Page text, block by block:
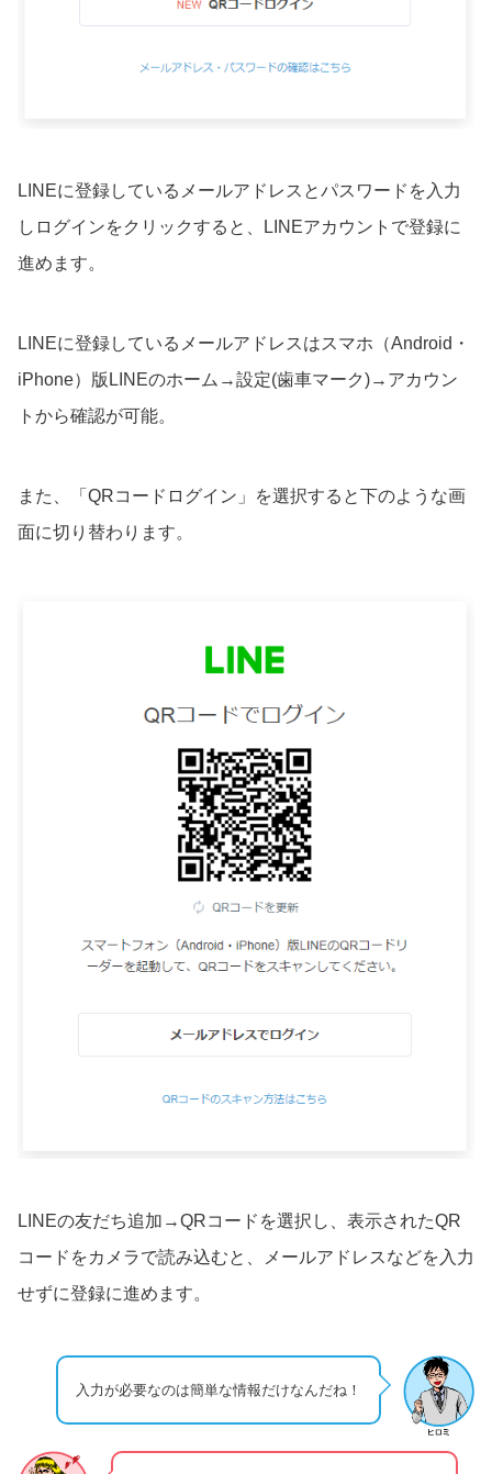
LINEに登録しているメールアドレスとパスワードを入力
しログインをクリックすると、LINEアカウントで登録に
進めます。
LINEに登録しているメールアドレスはスマホ（Android・
iPhone）版LINEのホーム→設定(歯車マーク)→アカウン
トから確認が可能。
また、「QRコードログイン」を選択すると下のような画
面に切り替わります。
LINEの友だち追加→QRコードを選択し、表示されたQR
コードをカメラで読み込むと、メールアドレスなどを入力
せずに登録に進めます。
入力が必要なのは簡単な情報だけなんだね！